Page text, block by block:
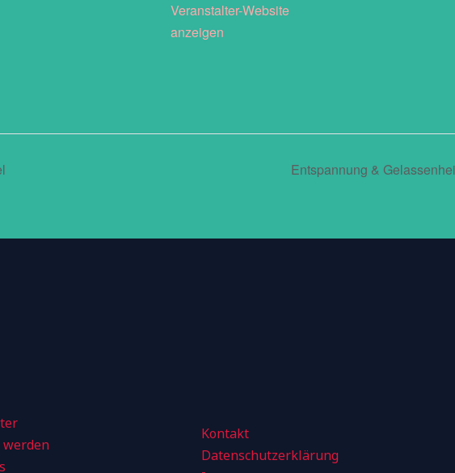
Veranstalter-Website
anzeigen
Entspannung &
Kontakt
Datenschutzerklärung